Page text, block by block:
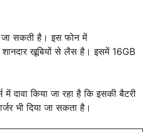
जा सकती है। इस फोन में
खूबियों से लैस है। इसमें 16GB
दावा किया जा रहा है कि इसकी बैटरी
भी दिया जा सकता है।